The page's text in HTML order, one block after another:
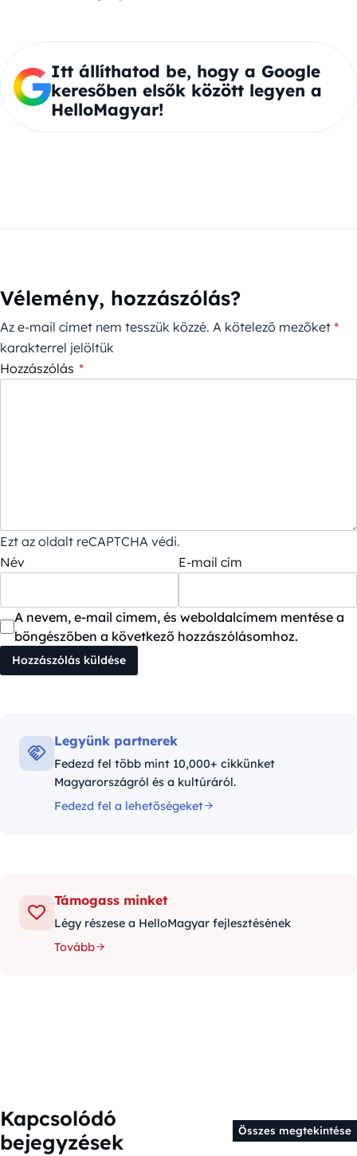
Itt állíthatod be, hogy a Google
keresőben elsők között legyen a
HelloMagyar!
Vélemény, hozzászólás?
Az e-mail címet nem tesszük közzé. A kötelező mezőket *
karakterrel jelöltük
Hozzászólás *
Ezt az oldalt reCAPTCHA védi.
Név
E-mail cím
A nevem, e-mail címem, és weboldalcímem mentése a
böngészőben a következő hozzászólásomhoz.
Legyünk partnerek
Fedezd fel több mint 10,000+ cikkünket
Magyarországról és a kultúráról.
Fedezd fel a lehetőségeket
Támogass minket
Légy részese a HelloMagyar fejlesztésének
Tovább
Kapcsolódó
bejegyzések
Összes megtekintése